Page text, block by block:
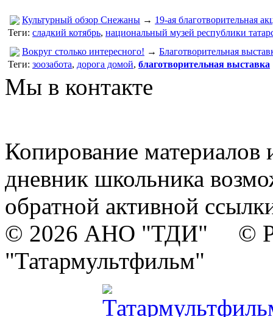
Культурный обзор Снежаны → 19-ая благотворительная
Теги: сладкий котябрь, национальный музей республики
Вокруг столько интересного! → Благотворительная
Теги: зоозабота, дорога домой, благотворительная выставка
Мы в контакте
Копирование материалов
дневник школьника
обратной активной
© 2026 АНО "ТДИ" ©
"Татармультфильм"